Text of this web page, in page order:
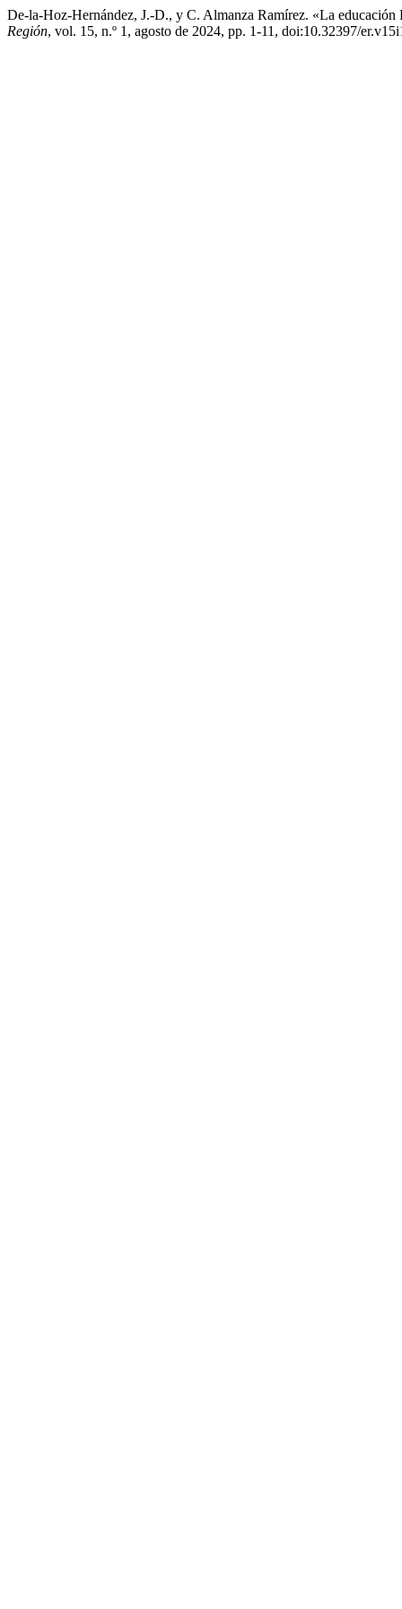
De-la-Hoz-Hernández, J.-D., y C. Almanza Ramírez. «La
Región, vol. 15, n.º 1, agosto de 2024, pp. 1-11, doi:10.32397/